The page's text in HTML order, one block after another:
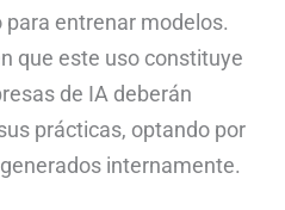
entrenar modelos.
que este uso constituye
de IA deberán
prácticas, optando por
internamente.